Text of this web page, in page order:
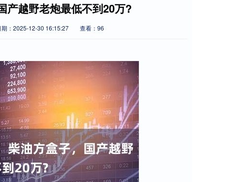
产越野老炮最低不到20万?
期：2025-12-30 16:15:27 查看：96